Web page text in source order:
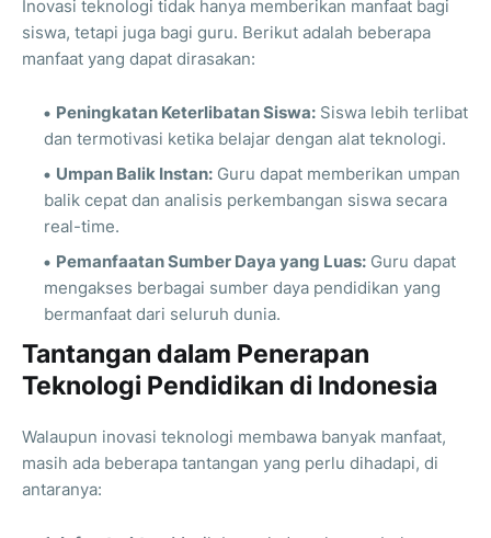
Inovasi teknologi tidak hanya memberikan manfaat bagi
siswa, tetapi juga bagi guru. Berikut adalah beberapa
manfaat yang dapat dirasakan:
Peningkatan Keterlibatan Siswa: Siswa lebih terlibat
dan termotivasi ketika belajar dengan alat teknologi.
Umpan Balik Instan: Guru dapat memberikan umpan
balik cepat dan analisis perkembangan siswa secara
real-time.
Pemanfaatan Sumber Daya yang Luas: Guru dapat
mengakses berbagai sumber daya pendidikan yang
bermanfaat dari seluruh dunia.
Tantangan dalam Penerapan
Teknologi Pendidikan di Indonesia
Walaupun inovasi teknologi membawa banyak manfaat,
masih ada beberapa tantangan yang perlu dihadapi, di
antaranya: